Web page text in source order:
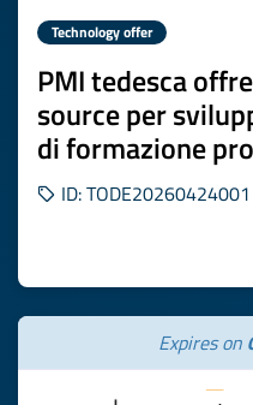
Technology offer
PMI tedesca
source per
di formazione
ID: TODE20260424001
Expires on